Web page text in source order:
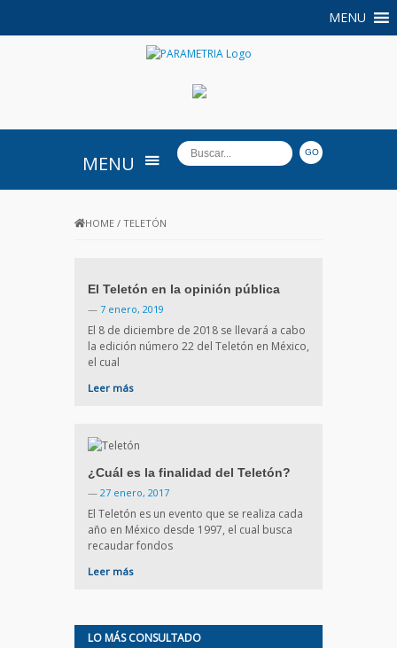
MENU
PARAMETRIA
MENU
HOME /TELETÓN
El Teletón en la opinión pública
— 7 enero, 2019
El 8 de diciembre de 2018 se llevará a cabo
la edición número 22 del Teletón en México,
el cual
Leer más
¿Cuál es la finalidad del Teletón?
— 27 enero, 2017
El Teletón es un evento que se realiza cada
año en México desde 1997, el cual busca
recaudar fondos
Leer más
LO MÁS CONSULTADO